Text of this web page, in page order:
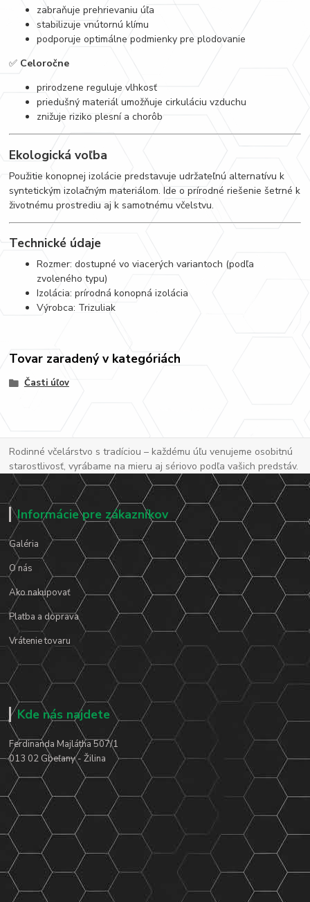
zabraňuje prehrievaniu úľa
stabilizuje vnútornú klímu
podporuje optimálne podmienky pre plodovanie
✅ Celoročne
prirodzene reguluje vlhkosť
priedušný materiál umožňuje cirkuláciu vzduchu
znižuje riziko plesní a chorôb
Ekologická voľba
Použitie konopnej izolácie predstavuje udržateľnú alternatívu k
syntetickým izolačným materiálom. Ide o prírodné riešenie šetrné k
životnému prostrediu aj k samotnému včelstvu.
Technické údaje
Rozmer: dostupné vo viacerých variantoch (podľa
zvoleného typu)
Izolácia: prírodná konopná izolácia
Výrobca: Trizuliak
Tovar zaradený v kategóriách
Časti úľov
Rodinné včelárstvo s tradíciou – každému úľu venujeme osobitnú
starostlivosť, vyrábame na mieru aj sériovo podľa vašich predstáv.
Informácie pre zákazníkov
Galéria
O nás
Ako nakupovať
Platba a doprava
Vrátenie tovaru
Kde nás najdete
Ferdinanda Majlátha 507/1
013 02 Gbeľany - Žilina